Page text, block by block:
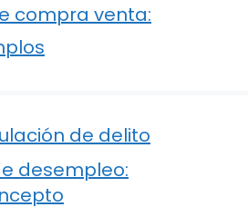
compra venta:
de delito
desempleo: